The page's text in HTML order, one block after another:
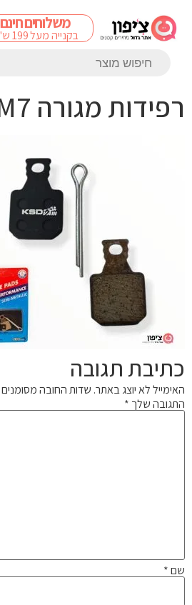
משלוחים חינם
בקנייה מעל 199 ש"ח
רפידות מגורה M7
כתיבת תגובה
האימייל לא יוצג באתר. שדות החובה מסומנים
התגובה שלך *
שם*